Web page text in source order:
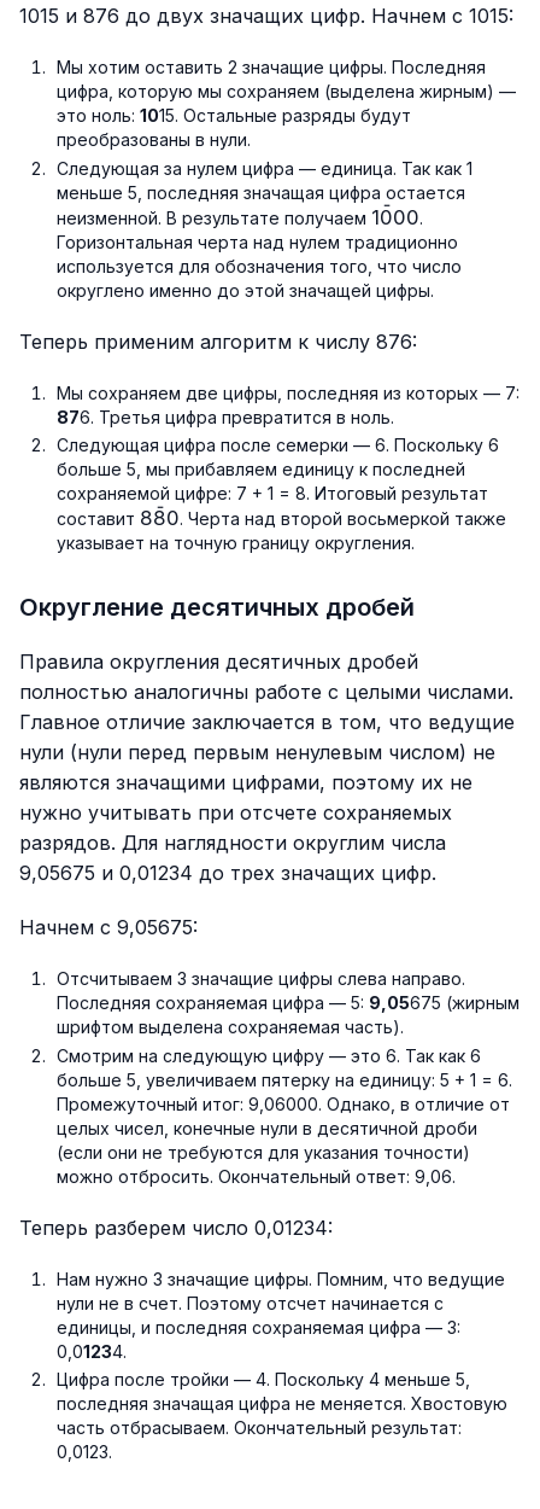
1015 и 876 до двух значащих цифр. Начнем с 1015:
Мы хотим оставить 2 значащие цифры. Последняя
цифра, которую мы сохраняем (выделена жирным) —
это ноль:1015. Остальные разряды будут
преобразованы в нули.
Следующая за нулем цифра — единица. Так как 1
меньше 5, последняя значащая цифра остается
неизменной. В результате получаем 1\bar{0}00
10
ˉ00.
Горизонтальная черта над нулем традиционно
используется для обозначения того, что число
округлено именно до этой значащей цифры.
Теперь применим алгоритм к числу 876:
Мы сохраняем две цифры, последняя из которых — 7:
876. Третья цифра превратится в ноль.
Следующая цифра после семерки — 6. Поскольку 6
больше 5, мы прибавляем единицу к последней
сохраняемой цифре: 7 + 1 = 8. Итоговый результат
составит 8\bar{8}0
88
ˉ0. Черта над второй восьмеркой также
указывает на точную границу округления.
Округление десятичных дробей
Правила округления десятичных дробей
полностью аналогичны работе с целыми числами.
Главное отличие заключается в том, что ведущие
нули (нули перед первым ненулевым числом) не
являются значащими цифрами, поэтому их не
нужно учитывать при отсчете сохраняемых
разрядов. Для наглядности округлим числа
9,05675 и 0,01234 до трех значащих цифр.
Начнем с 9,05675:
Отсчитываем 3 значащие цифры слева направо.
Последняя сохраняемая цифра — 5: 9,05675 (жирным
шрифтом выделена сохраняемая часть).
Смотрим на следующую цифру — это 6. Так как 6
больше 5, увеличиваем пятерку на единицу: 5 + 1 = 6.
Промежуточный итог: 9,06000. Однако, в отличие от
целых чисел, конечные нули в десятичной дроби
(если они не требуются для указания точности)
можно отбросить. Окончательный ответ: 9,06.
Теперь разберем число 0,01234:
Нам нужно 3 значащие цифры. Помним, что ведущие
нули не в счет. Поэтому отсчет начинается с
единицы, и последняя сохраняемая цифра — 3:
0,01234.
Цифра после тройки — 4. Поскольку 4 меньше 5,
последняя значащая цифра не меняется. Хвостовую
часть отбрасываем. Окончательный результат:
0,0123.